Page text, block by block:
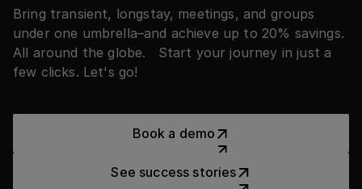
Bring transient, longstay, meetings, and groups
under one umbrella–and achieve up to 20% savings.
All around the globe. Start your journey in just a
few clicks. Let's go!
Book a demo
See success stories